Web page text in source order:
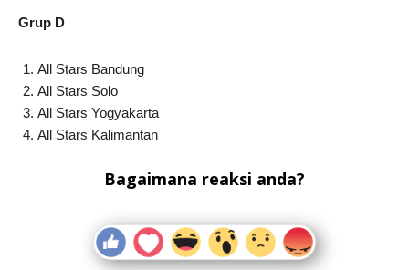
Grup D
All Stars Bandung
All Stars Solo
All Stars Yogyakarta
All Stars Kalimantan
Bagaimana reaksi anda?